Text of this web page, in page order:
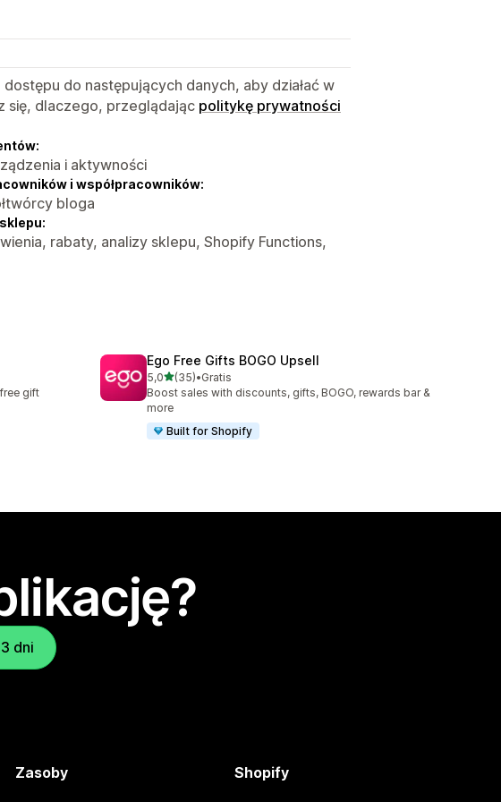
do następujących danych, aby działać w
się, dlaczego, przeglądając politykę prywatności
i aktywności
i współpracowników:
bloga
rabaty, analizy sklepu, Shopify Functions,
gift
Ego Free Gifts BOGO Upsell
5,0na 5 gwiazdek
(35)
Łączna liczba recenzji: 35
•Gratis
Boost sales with discounts, gifts, BOGO, rewards bar &
more
Built for Shopify
dni
Zasoby Shopify